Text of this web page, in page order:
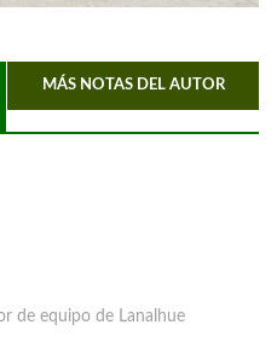
MÁS NOTAS DEL AUTOR
de equipo de Lanalhue